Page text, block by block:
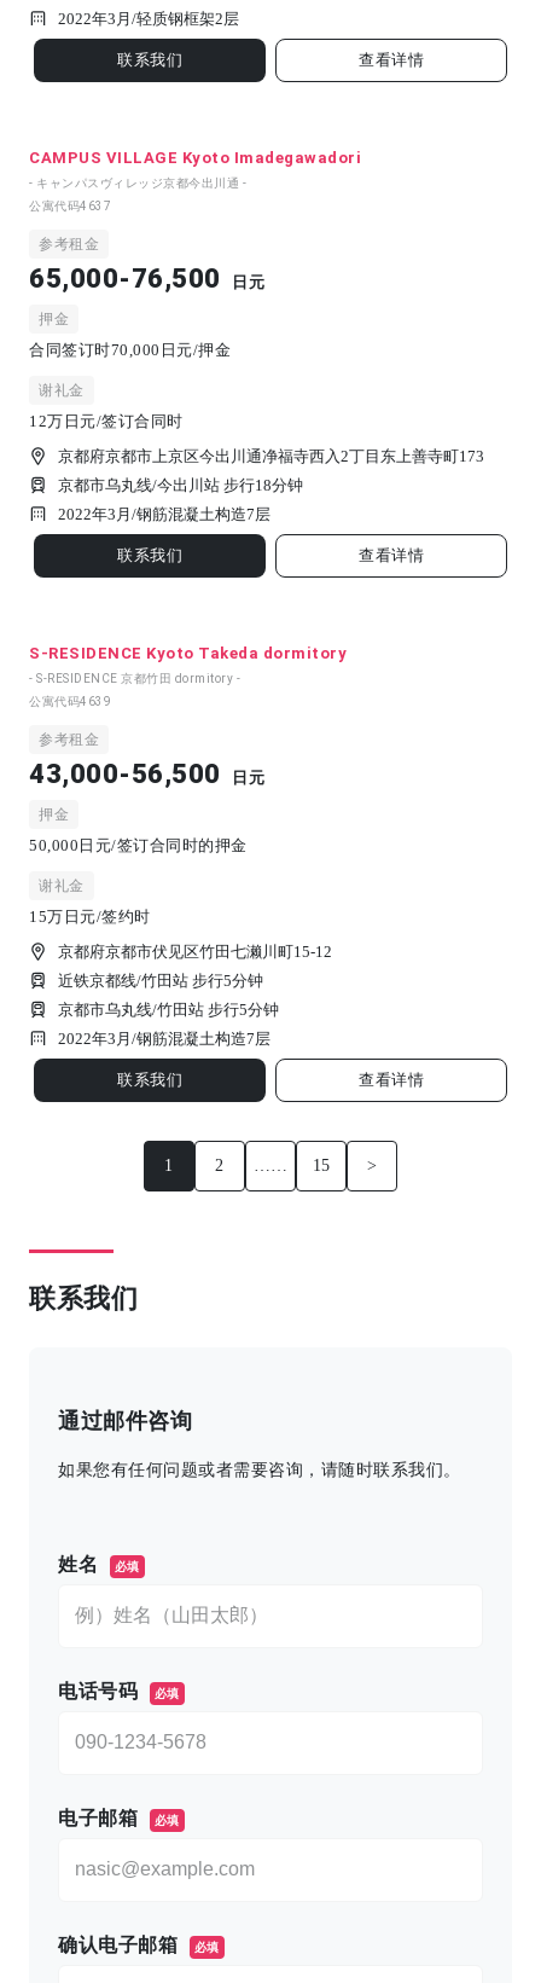
2022年3月/轻质钢框架2 层
联系我们 查看详情
CAMPUS VILLAGE Kyoto Imadegawadori
- キャンパスヴィレッジ京都今出川通 -
公寓代码4637
参考租金
65,000-76,500 日元
押金
合同签订时70,000日元/押金
谢礼金
12万日元/签订合同时
京都府京都市上京区今出川通净福寺西入2丁目东上善寺町173
京都市乌丸线/今出川站 步行18分钟
2022年3月/钢筋混凝土构造7 层
联系我们 查看详情
S-RESIDENCE Kyoto Takeda dormitory
- S-RESIDENCE 京都竹田 dormitory -
公寓代码4639
参考租金
43,000-56,500 日元
押金
50,000日元/签订合同时的押金
谢礼金
15万日元/签约时
京都府京都市伏见区竹田七濑川町15-12
近铁京都线/竹田站 步行5分钟
京都市乌丸线/竹田站 步行5分钟
2022年3月/钢筋混凝土构造7 层
联系我们 查看详情
1 2 …… 15 >
联系我们
通过邮件咨询
如果您有任何问题或者需要咨询，请随时联系我们。
姓名 必填
电话号码 必填
电子邮箱 必填
确认电子邮箱 必填